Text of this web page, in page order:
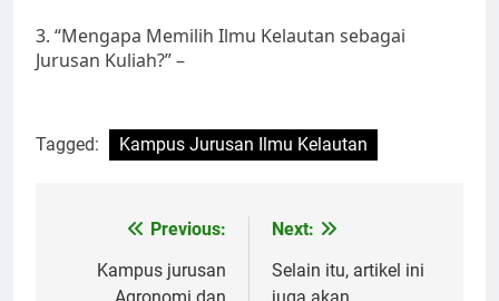
3. “Mengapa Memilih Ilmu Kelautan sebagai
Jurusan Kuliah?” –
Tagged: Kampus Jurusan Ilmu Kelautan
navigation
Previous:
Kampus jurusan
Next:
Selain itu, artikel ini